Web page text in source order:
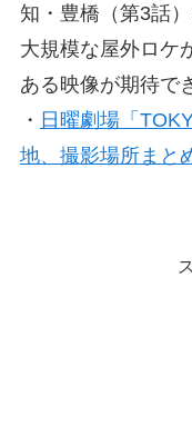
知・豊橋（第3話
大規模な屋外ロケ
ある映像が期待で
・ 日曜劇場「
地、撮影場所まと